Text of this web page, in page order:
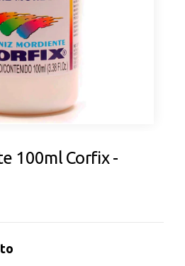
100ml Corfix -